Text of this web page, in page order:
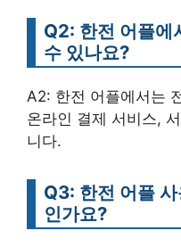
Q2: 한전 어플에
수 있나요?
A2: 한전 어플에서는
온라인 결제 서비스,
니다.
Q3: 한전 어플
인가요?